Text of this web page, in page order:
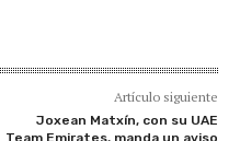
Artículo siguiente
Joxean Matxín, con su UAE
Team Emirates, manda un aviso